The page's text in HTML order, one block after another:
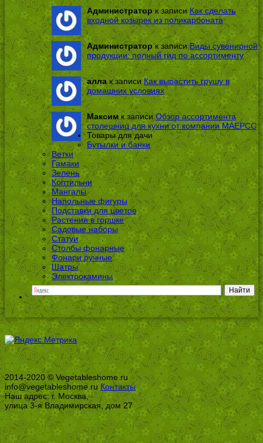
Администраторк записиКак сделать
входной козырек из поликарбоната
Администраторк записиВиды сувенирной
продукции: полный гид по ассортименту
алла к записи Как вырастить грушу в
домашних условиях
Максим к записиОбзор ассортимента
столешниц для кухни от компании МАЕРСС
Товары для дачи
Бутылки и банки
Ветки
Гамаки
Зелень
Коптильни
Мангалы
Напольные фигуры
Подставки для цветов
Растения в горшке
Садовые наборы
Статуи
Столбы фонарные
Фонари ручные
Шатры
Электрокамины
2014-2020 © Vegetableshome.ru
info@vegetableshome.ruКонтакты
Наш адрес: г. Москва,
улица 3-я Владимирская, дом 27